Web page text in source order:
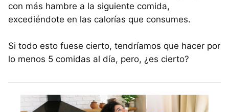
con más hambre a la siguiente comida,
excediéndote en las calorías que consumes.
Si todo esto fuese cierto, tendríamos que hacer por
lo menos 5 comidas al día, pero, ¿es cierto?